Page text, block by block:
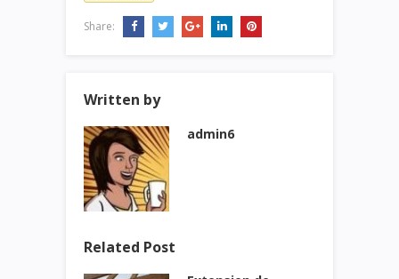
Share:
Written by
admin6
Related Post